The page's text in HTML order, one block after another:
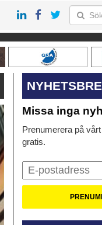
Missa inga
Prenumerera på
gratis.